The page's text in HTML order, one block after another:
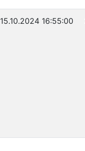
15.10.2024 16:55:00